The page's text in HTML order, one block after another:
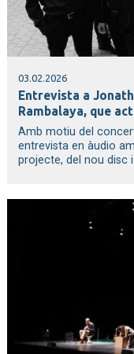
03.02.2026
Entrevista a
Rambalaya, que
Amb motiu del
entrevista en àudio
projecte, del nou disc